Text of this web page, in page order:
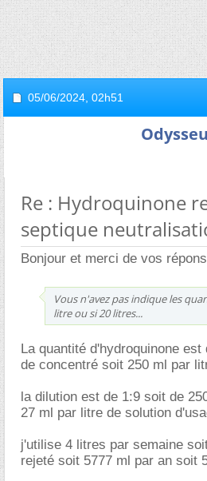
05/06/2024, 02h51
Re : Hydroquinone
septique
Bonjour et merci de vos
Vous n'avez pas indique les
litre ou si 20 litres...
La quantité d'hydroquinone
de concentré soit 250 ml par
la dilution est de 1:9 soit de
27 ml par litre de solution
j'utilise 4 litres par semaine
rejeté soit 5777 ml par an soit